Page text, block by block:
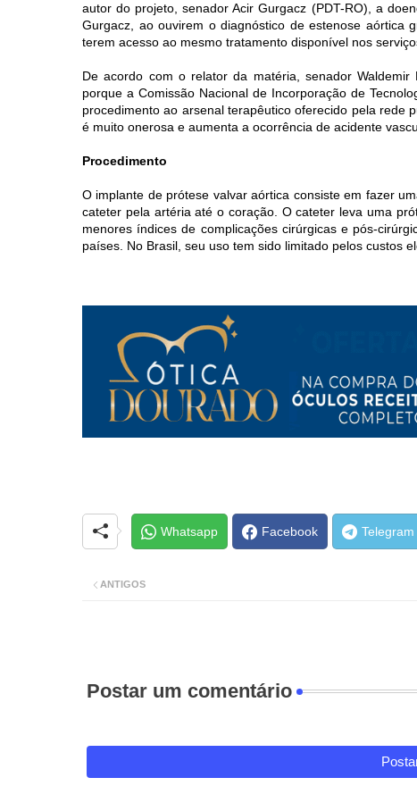
autor do projeto, senador Acir Gurgacz (PDT-RO), a
Gurgacz, ao ouvirem o diagnóstico de estenose aórtica
terem acesso ao mesmo tratamento disponível nos
De acordo com o relator da matéria, senador
porque a Comissão Nacional de Incorporação de
procedimento ao arsenal terapêutico oferecido pela rede
é muito onerosa e aumenta a ocorrência de acidente
Procedimento
O implante de prótese valvar aórtica consiste em fazer
cateter pela artéria até o coração. O cateter leva uma
menores índices de complicações cirúrgicas e pós-
países. No Brasil, seu uso tem sido limitado pelos custos
Whatsapp Facebook Telegram
ANTIGOS
Postar um comentário